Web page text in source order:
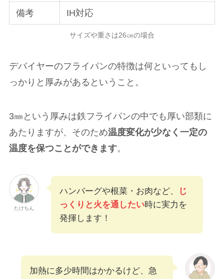
備考 IH対応
サイズや重さは26㎝の場合
デバイヤーのフライパンの特徴は何といってもし
っかりと厚みがあるということ。
3㎜という厚みは鉄フライパンの中でも厚い部類に
あたりますが、そのため温度変化が少なく一定の
温度を保つことができます。
たけちん
ハンバーグや根菜・お肉など、
じ
っくりと火を通したい時に実力を
発揮します！
加熱に多少時間はかかるけど、急